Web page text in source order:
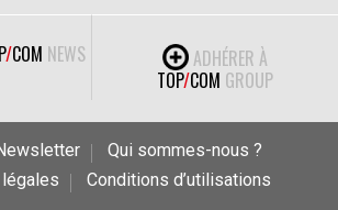
/COM NEWS
ADHÉRER À
TOP/COM GROUP
Qui sommes-nous ?
Conditions d’utilisations